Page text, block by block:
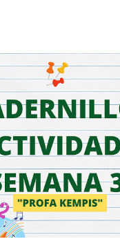
incorporar todos los
de esta forma asentar el
a los creadores
didacticas, recuerden
fines educativos,
completo aquí 👇👇👇